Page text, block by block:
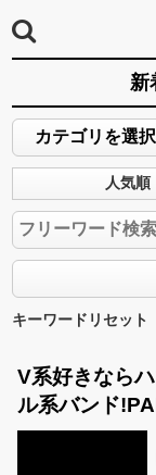
新
人気順
キーワードリセット
V系好きなら
ル系バンド